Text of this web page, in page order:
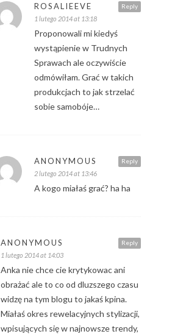
Reply
ROSALIEEVE
1 lutego 2014 at 13:18
Proponowali mi kiedyś
wystąpienie w Trudnych
Sprawach ale oczywiście
odmówiłam. Grać w takich
produkcjach to jak strzelać
sobie samobóje…
Reply
ANONYMOUS
2 lutego 2014 at 13:46
A kogo miałaś grać? ha ha
Reply
ANONYMOUS
1 lutego 2014 at 14:03
Anka nie chce cie krytykowac ani
obrażać ale to co od dluzszego czasu
widzę na tym blogu to jakaś kpina.
Miałaś okres rewelacyjnych stylizacji,
wpisujących się w najnowsze trendy,